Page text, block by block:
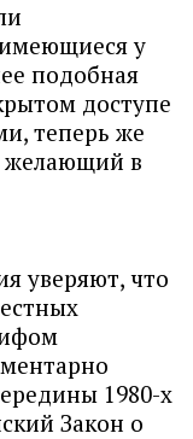
у
подобная
доступе
теперь же
желающий в
уверяют, что
1980-х
Закон о